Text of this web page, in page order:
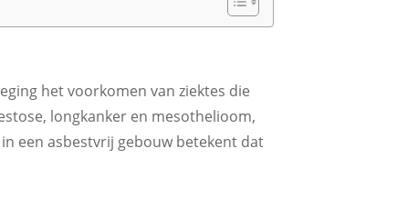
het voorkomen van ziektes die
longkanker en mesothelioom,
een asbestvrij gebouw betekent dat